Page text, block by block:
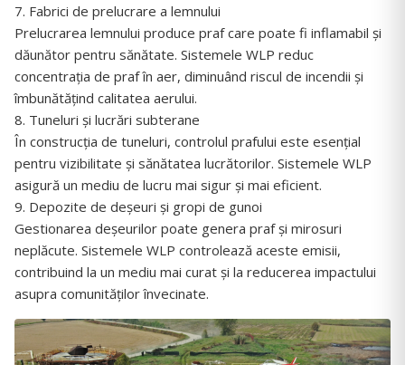
7. Fabrici de prelucrare a lemnului
Prelucrarea lemnului produce praf care poate fi inflamabil și
dăunător pentru sănătate. Sistemele WLP reduc
concentrația de praf în aer, diminuând riscul de incendii și
îmbunătățind calitatea aerului.
8. Tuneluri și lucrări subterane
În construcția de tuneluri, controlul prafului este esențial
pentru vizibilitate și sănătatea lucrătorilor. Sistemele WLP
asigură un mediu de lucru mai sigur și mai eficient.
9. Depozite de deșeuri și gropi de gunoi
Gestionarea deșeurilor poate genera praf și mirosuri
neplăcute. Sistemele WLP controlează aceste emisii,
contribuind la un mediu mai curat și la reducerea impactului
asupra comunităților învecinate.